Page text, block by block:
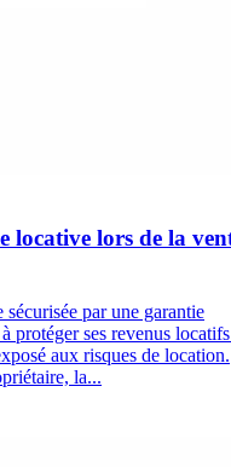
locative lors de la
par une garantie
protéger ses revenus
aux risques de location.
la...